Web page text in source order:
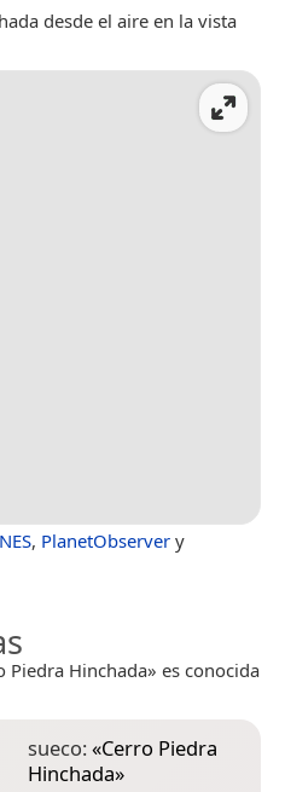
desde el aire en la vista
, PlanetObserver y
Hinchada» es conocida
sueco:«Cerro Piedra
Hinchada»